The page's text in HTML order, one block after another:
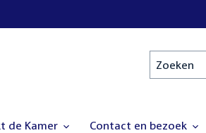
Zoeken
de Kamer Contact en bezoek